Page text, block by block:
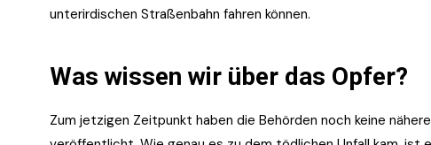
unterirdischen Straßenbahn fahren können.
Was wissen wir über das Opfer?
Zum jetzigen Zeitpunkt haben die Behörden noch keine